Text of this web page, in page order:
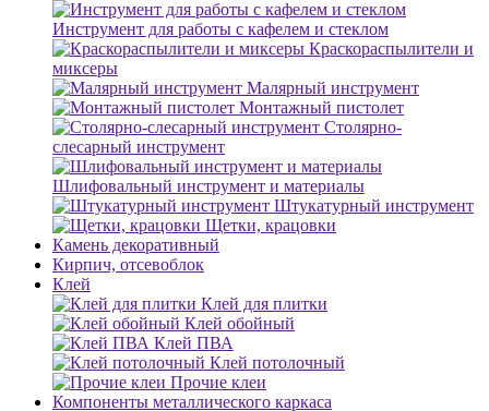
Инструмент для работы с кафелем и стеклом
Краскораспылители и
миксеры
Малярный инструмент
Монтажный пистолет
Столярно-
слесарный инструмент
Шлифовальный инструмент и материалы
Штукатурный инструмент
Щетки, крацовки
Камень декоративный
Кирпич, отсевоблок
Клей
Клей для плитки
Клей обойный
Клей ПВА
Клей потолочный
Прочие клеи
Компоненты металлического каркаса